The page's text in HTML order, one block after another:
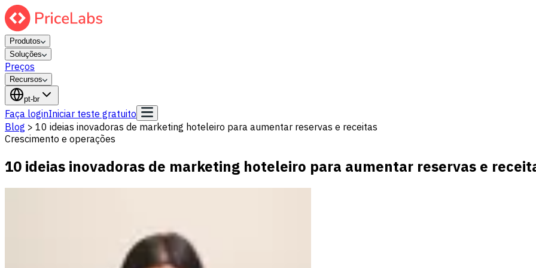
Produtos
Soluções
Preços
Recursos
pt-br
Faça loginIniciar teste gratuito
Blog > 10 ideias inovadoras de marketing hoteleiro para aumentar reservas e receitas
Crescimento e operações
10 ideias inovadoras de marketing hoteleiro para aumentar reservas e